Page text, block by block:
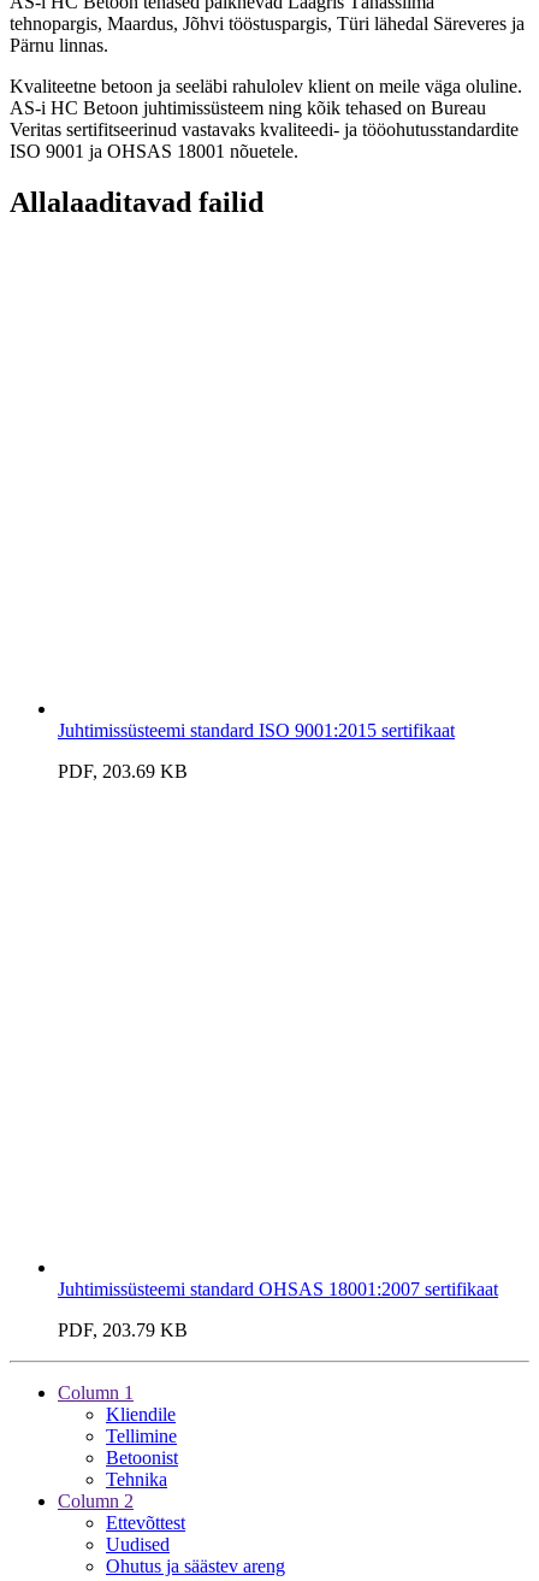
tehnopargis, Maardus, Jõhvi tööstuspargis, Türi lähedal Säreveres ja
Pärnu linnas.
Kvaliteetne betoon ja seeläbi rahulolev klient on meile väga oluline.
AS-i HC Betoon juhtimissüsteem ning kõik tehased on Bureau
Veritas sertifitseerinud vastavaks kvaliteedi- ja tööohutusstandardite
ISO 9001 ja OHSAS 18001 nõuetele.
Allalaaditavad failid
Juhtimissüsteemi standard ISO 9001:2015 sertifikaat
PDF, 203.69 KB
Juhtimissüsteemi standard OHSAS 18001:2007 sertifikaat
PDF, 203.79 KB
Column 1
Kliendile
Tellimine
Betoonist
Tehnika
Column 2
Ettevõttest
Uudised
Ohutus ja säästev areng